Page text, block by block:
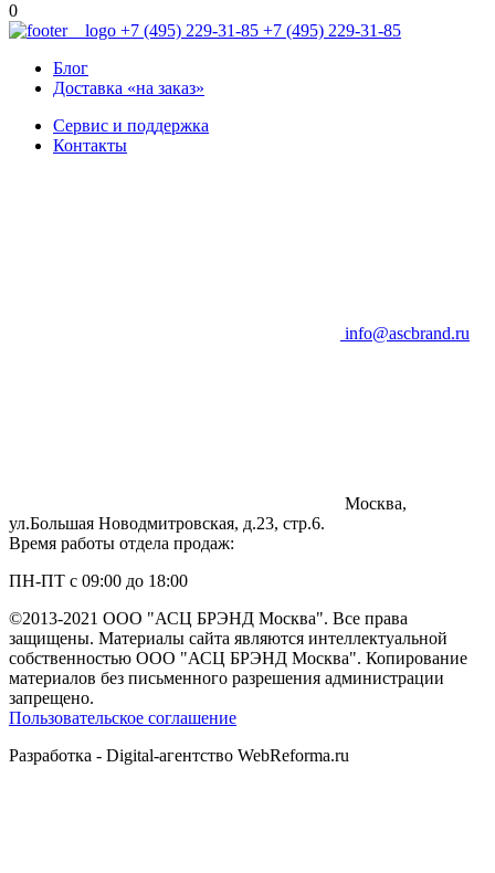
0
+7 (495) 229-31-85 +7 (495) 229-31-85
Блог
Доставка «на заказ»
Сервис и поддержка
Контакты
info@ascbrand.ru
Москва,
ул.Большая Новодмитровская, д.23, стр.6.
Время работы отдела продаж:
ПН-ПТ с 09:00 до 18:00
©2013-2021 ООО "АСЦ БРЭНД Москва". Все права
защищены. Материалы сайта являются интеллектуальной
собственностью ООО "АСЦ БРЭНД Москва". Копирование
материалов без письменного разрешения администрации
запрещено.
Пользовательское соглашение
Разработка - Digital-агентство WebReforma.ru